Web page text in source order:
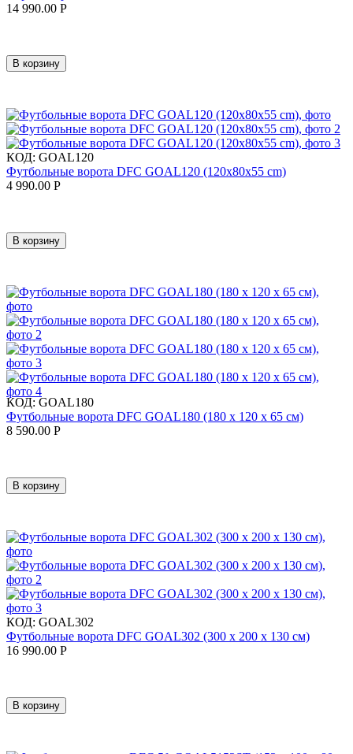
14 990.00 Р
В корзину
КОД: GOAL120
Футбольные ворота DFC GOAL120 (120x80x55 cm)
4 990.00 Р
В корзину
КОД: GOAL180
Футбольные ворота DFC GOAL180 (180 х 120 х 65 см)
8 590.00 Р
В корзину
КОД: GOAL302
Футбольные ворота DFC GOAL302 (300 х 200 х 130 см)
16 990.00 Р
В корзину